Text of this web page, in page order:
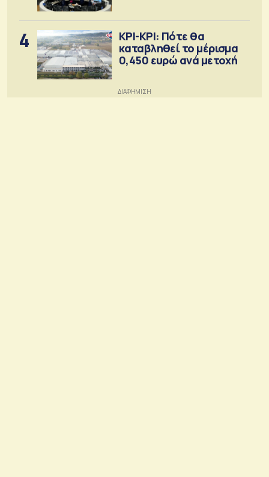
4
ΚΡΙ-ΚΡΙ: Πότε θα
καταβληθεί το μέρισμα
0,450 ευρώ ανά μετοχή